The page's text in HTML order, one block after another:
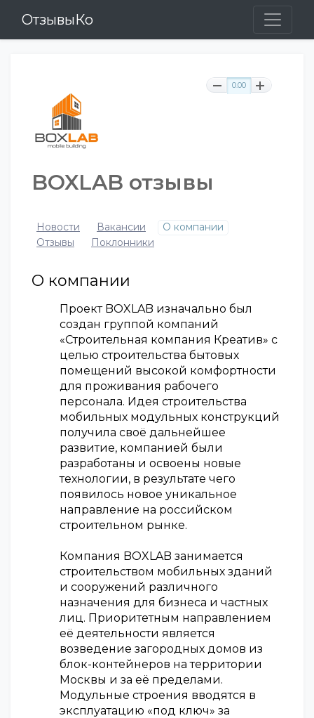
ОтзывыКо
0.00
BOXLAB отзывы
Новости Вакансии
О компании
Отзывы
Поклонники
О компании
Проект BOXLAB изначально был
создан группой компаний
«Строительная компания Креатив» с
целью строительства бытовых
помещений высокой комфортности
для проживания рабочего
персонала. Идея строительства
мобильных модульных конструкций
получила своё дальнейшее
развитие, компанией были
разработаны и освоены новые
технологии, в результате чего
появилось новое уникальное
направление на российском
строительном рынке.
Компания BOXLAB занимается
строительством мобильных зданий
и сооружений различного
назначения для бизнеса и частных
лиц. Приоритетным направлением
её деятельности является
возведение загородных домов из
блок-контейнеров на территории
Москвы и за её пределами.
Модульные строения вводятся в
эксплуатацию «под ключ» за